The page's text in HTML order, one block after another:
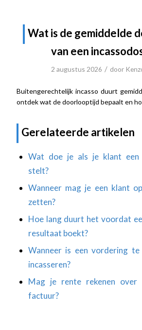
Wat is de gemiddelde
van een
2 augustus 2026 / door
Buitengerechtelijk incasso duurt
ontdek wat de doorlooptijd bepaalt en
Gerelateerde artikelen
Wat doe je als je klant een
stelt?
Wanneer mag je een klant
zetten?
Hoe lang duurt het voordat
resultaat boekt?
Wanneer is een vordering
incasseren?
Mag je rente rekenen over
factuur?